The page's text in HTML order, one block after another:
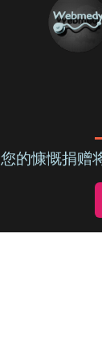
您的慷慨捐赠